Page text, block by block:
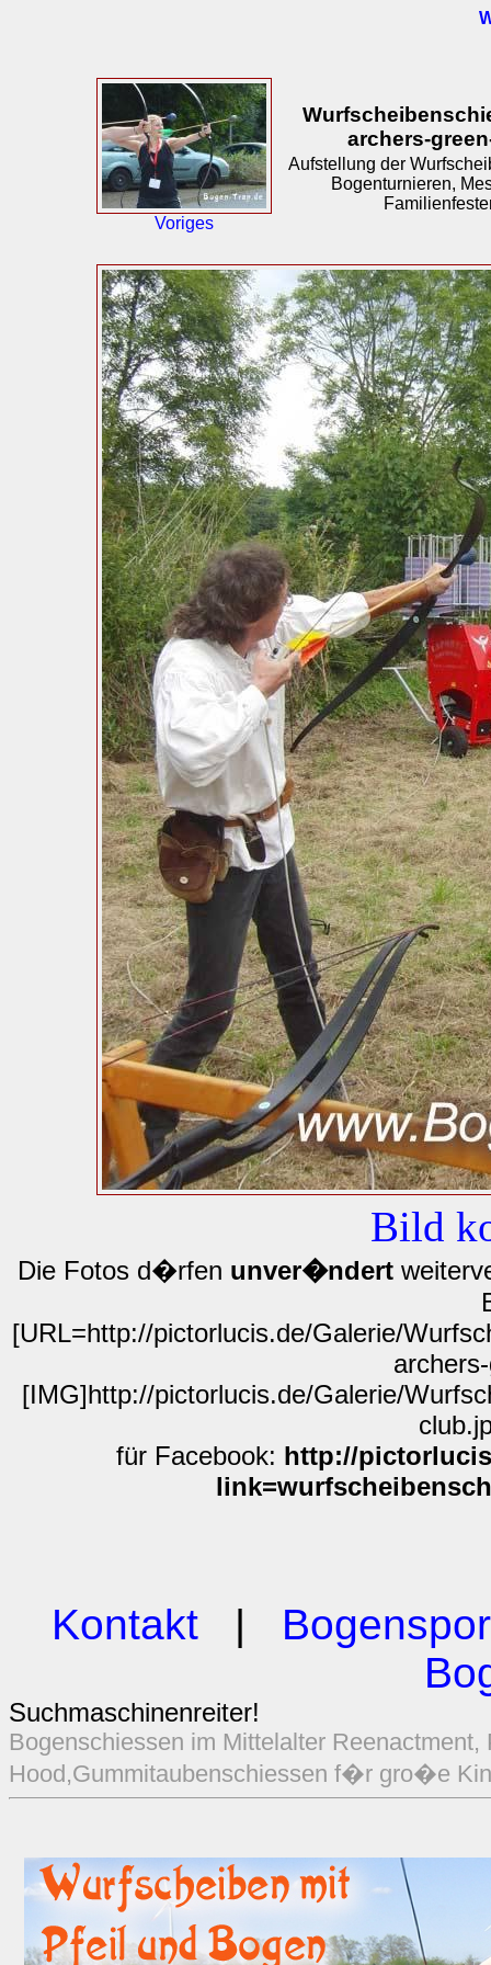
Voriges
archers-
Aufstellung der
Bogenturnieren,
Bild
Die Fotos d�rfen unver�ndert
[URL=http://pictorlucis.de/Galerie/
[IMG]http://pictorlucis.de/Galerie/
für Facebook: http://
Kontakt |
Suchmaschinenreiter!
Bogenschiessen im Mittelalter
Hood,Gummitaubenschiessen f�r gro�e